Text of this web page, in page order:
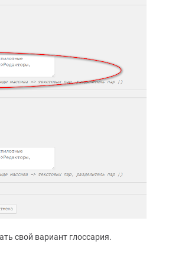
свой вариант глоссария.